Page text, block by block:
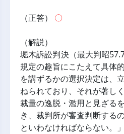
（正答） 〇
（解説）
堀木訴訟判決（最大判昭
規定の趣旨にこたえて具体
を講ずるかの選択決定は、
ねられており、それが著し
裁量の逸脱・濫用と見ざる
き、裁判所が審査判断する
といわなければならない。